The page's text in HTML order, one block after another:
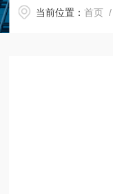
当前位置：首页 /